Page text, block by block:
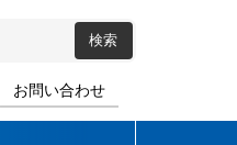
お問い合わせ